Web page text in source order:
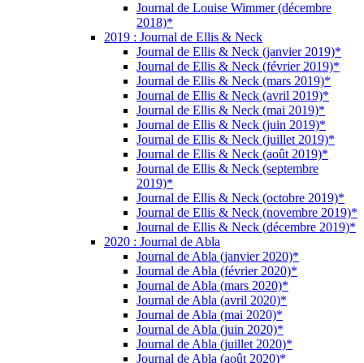
Journal de Louise Wimmer (décembre
2018)*
2019 : Journal de Ellis & Neck
Journal de Ellis & Neck (janvier 2019)*
Journal de Ellis & Neck (février 2019)*
Journal de Ellis & Neck (mars 2019)*
Journal de Ellis & Neck (avril 2019)*
Journal de Ellis & Neck (mai 2019)*
Journal de Ellis & Neck (juin 2019)*
Journal de Ellis & Neck (juillet 2019)*
Journal de Ellis & Neck (août 2019)*
Journal de Ellis & Neck (septembre
2019)*
Journal de Ellis & Neck (octobre 2019)*
Journal de Ellis & Neck (novembre 2019)*
Journal de Ellis & Neck (décembre 2019)*
2020 : Journal de Abla
Journal de Abla (janvier 2020)*
Journal de Abla (février 2020)*
Journal de Abla (mars 2020)*
Journal de Abla (avril 2020)*
Journal de Abla (mai 2020)*
Journal de Abla (juin 2020)*
Journal de Abla (juillet 2020)*
Journal de Abla (août 2020)*